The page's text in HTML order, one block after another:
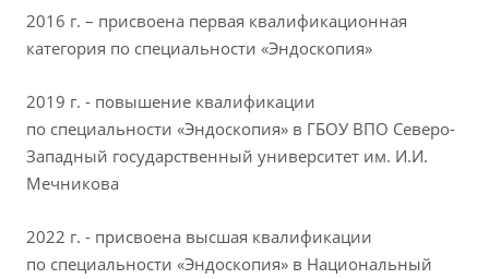
2016 г. – присвоена первая квалификационная
категория по специальности «Эндоскопия»
2019 г. - повышение квалификации
по специальности «Эндоскопия» в ГБОУ ВПО Северо-
Западный государственный университет им. И.И.
Мечникова
2022 г. - присвоена высшая квалификации
по специальности «Эндоскопия» в Национальный